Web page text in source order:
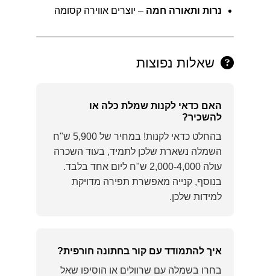
נרות ותאורה חמה – יוצרים אווירה קסומה
שאלות נפוצות
האם כדאי לקנות שמלת כלה או
להשכיר?
בהחלט כדאי לקנות! במחיר של 5,900 ש"ח
השמלה נשארת שלכן לתמיד, בעוד השכרה
עולה 2,000-4,000 ש"ח ליום אחד בלבד.
בנוסף, קנייה מאפשרת תפירה מדויקת
למידות שלכן.
איך להתמודד עם קור בחתונה חורפית?
בחרו בשמלה עם שרוולים או הוסיפו שאל